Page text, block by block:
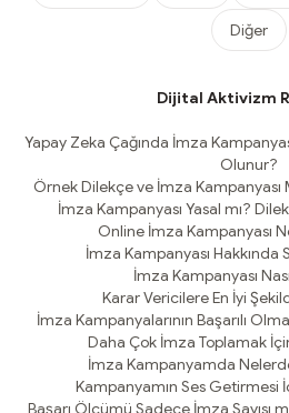
Diğer
Dijital Aktivizm
Yapay Zeka Çağında İmza
Olunur?
Örnek Dilekçe ve İmza Kampanyası
İmza Kampanyası Yasal mı?
Online İmza Kampanyası
İmza Kampanyası Hakkında
İmza Kampanyası
Karar Vericilere En İyi
İmza Kampanyalarının Başarılı
Daha Çok İmza Toplamak
İmza Kampanyamda
Kampanyamın Ses Getirmesi
Başarı Ölçümü Sadece İmza Sayısı